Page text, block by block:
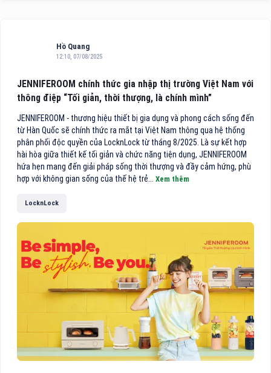
Hồ Quang
12:10, 07/08/2025
JENNIFEROOM chính thức gia nhập thị trường Việt Nam với
thông điệp “Tối giản, thời thượng, là chính mình”
JENNIFEROOM - thương hiệu thiết bị gia dụng và phong cách sống đến
từ Hàn Quốc sẽ chính thức ra mắt tại Việt Nam thông qua hệ thống
phân phối độc quyền của LocknLock từ tháng 8/2025. Là sự kết hợp
hài hòa giữa thiết kế tối giản và chức năng tiện dụng, JENNIFEROOM
hứa hẹn mang đến giải pháp sống thời thượng và đầy cảm hứng, phù
hợp với không gian sống của thế hệ trẻ... Xem thêm
LocknLock